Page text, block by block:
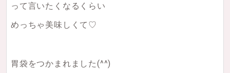
って言いたくなるくらい
めっちゃ美味しくて♡
胃袋をつかまれました(^^)